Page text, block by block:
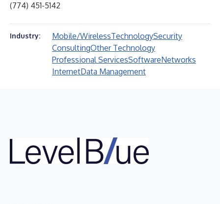
(774) 451-5142
Industry: Mobile/WirelessTechnologySecurity
ConsultingOther Technology
Professional ServicesSoftwareNetworks
InternetData Management